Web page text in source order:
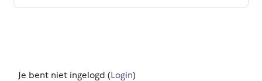
Je bent niet ingelogd (Login)